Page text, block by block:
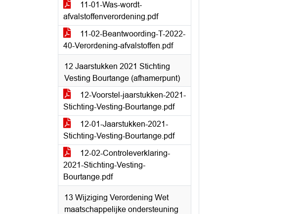
11-01-Was-wordt-
afvalstoffenverordening.pdf
11-02-Beantwoording-T-2022-
40-Verordening-afvalstoffen.pdf
12 Jaarstukken 2021 Stichting
Vesting Bourtange (afhamerpunt)
12-Voorstel-jaarstukken-2021-
Stichting-Vesting-Bourtange.pdf
12-01-Jaarstukken-2021-
Stichting-Vesting-Bourtange.pdf
12-02-Controleverklaring-
2021-Stichting-Vesting-
Bourtange.pdf
13 Wijziging Verordening Wet
maatschappelijke ondersteuning